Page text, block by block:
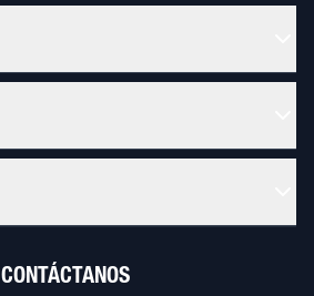
CONTÁCTANOS